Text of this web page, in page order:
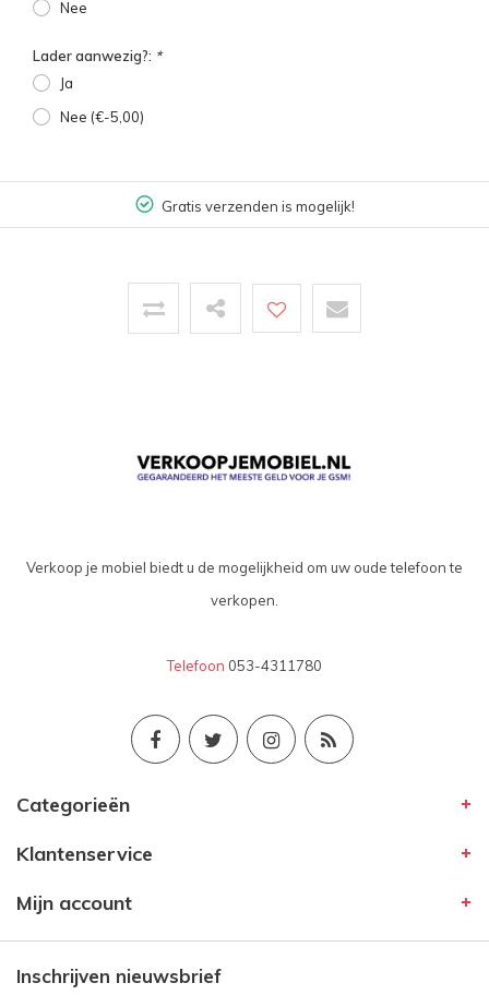
Nee
Lader aanwezig?: *
Ja
Nee (€-5,00)
Gratis verzenden is mogelijk!
Verkoop je mobiel biedt u de mogelijkheid om uw oude telefoon te
verkopen.
Telefoon 053-4311780
Categorieën
Klantenservice
Mijn account
Inschrijven nieuwsbrief